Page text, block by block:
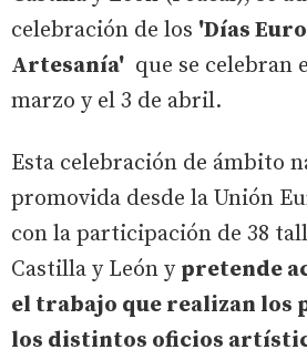
celebración de los 'Días
Artesanía' que se celebran
marzo y el 3 de abril.
Esta celebración de ámbito
promovida desde la Unión
con la participación de 38
Castilla y León y pretende
el trabajo que realizan los
los distintos oficios